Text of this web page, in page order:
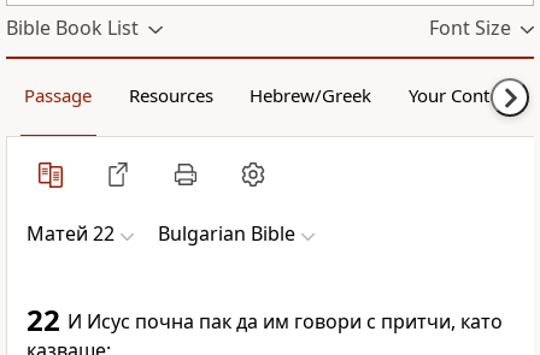
Bible Book List Font Size
Passage Resources Hebrew/Greek Your Content
Матей 22 Bulgarian Bible
22 И Исус почна пак да им говори с притчи, като